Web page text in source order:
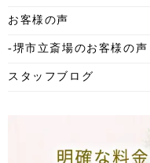
お客様の声
-堺市立斎場のお客様の声
スタッフブログ